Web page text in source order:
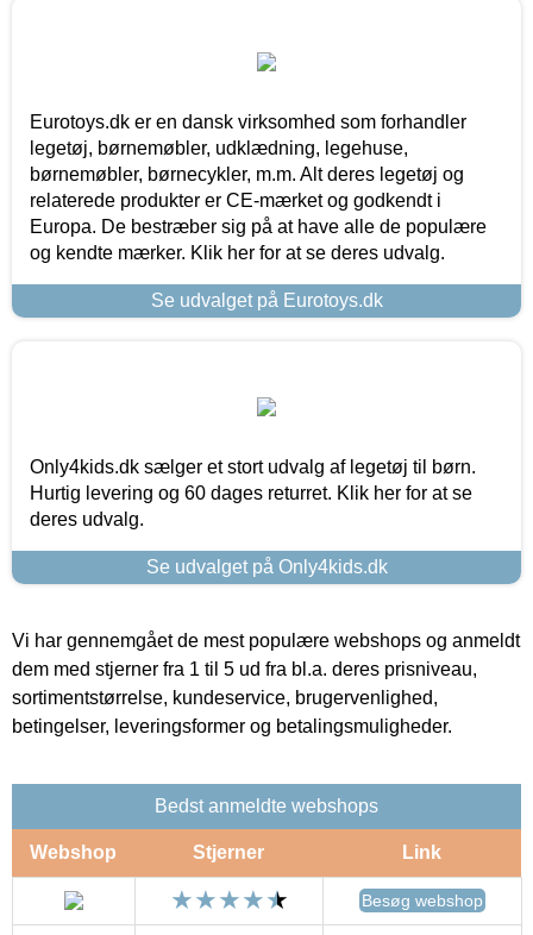
Eurotoys.dk er en dansk virksomhed som forhandler
legetøj, børnemøbler, udklædning, legehuse,
børnemøbler, børnecykler, m.m. Alt deres legetøj og
relaterede produkter er CE-mærket og godkendt i
Europa. De bestræber sig på at have alle de populære
og kendte mærker. Klik her for at se deres udvalg.
Se udvalget på Eurotoys.dk
Only4kids.dk sælger et stort udvalg af legetøj til børn.
Hurtig levering og 60 dages returret. Klik her for at se
deres udvalg.
Se udvalget på Only4kids.dk
Vi har gennemgået de mest populære webshops og anmeldt
dem med stjerner fra 1 til 5 ud fra bl.a. deres prisniveau,
sortimentstørrelse, kundeservice, brugervenlighed,
betingelser, leveringsformer og betalingsmuligheder.
Bedst anmeldte webshops
Webshop Stjerner Link
Besøg webshop